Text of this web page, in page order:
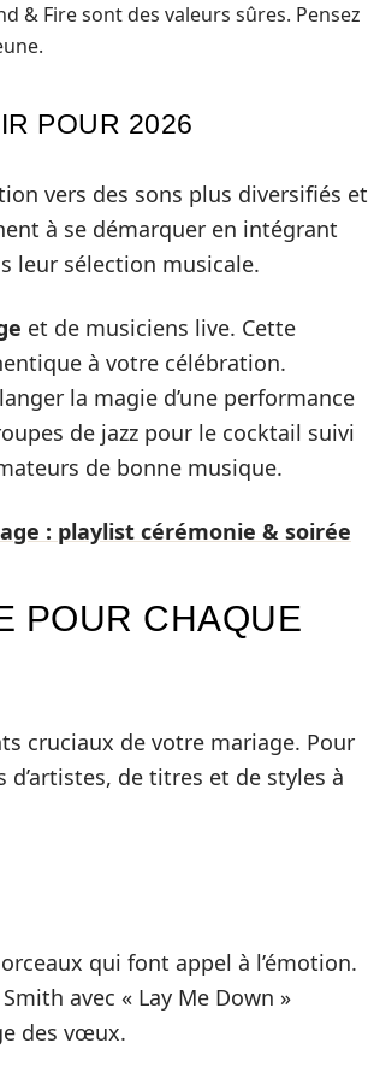
& Fire sont des valeurs sûres. Pensez
POUR 2026
vers des sons plus diversifiés et
à se démarquer en intégrant
leur sélection musicale.
et de musiciens live. Cette
à votre célébration.
la magie d’une performance
de jazz pour le cocktail suivi
de bonne musique.
: playlist cérémonie & soirée
POUR CHAQUE
cruciaux de votre mariage. Pour
de titres et de styles à
qui font appel à l’émotion.
avec « Lay Me Down »
des vœux.